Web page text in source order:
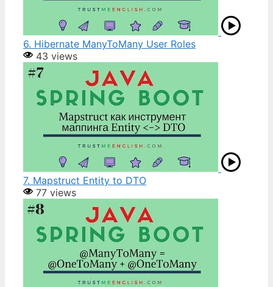
6. Hibernate ManyToMany User Roles
43 views
7. Mapstruct Entity to DTO
77 views